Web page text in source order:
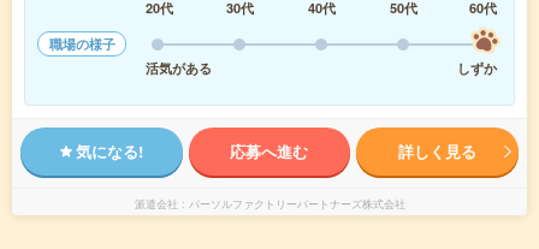
20代
30代 40代 50代
60代
職場の様子
活気がある
しずか
気になる! 応募へ進む 詳しく見る
派遣会社 パーソルファクトリーパートナーズ株式会社